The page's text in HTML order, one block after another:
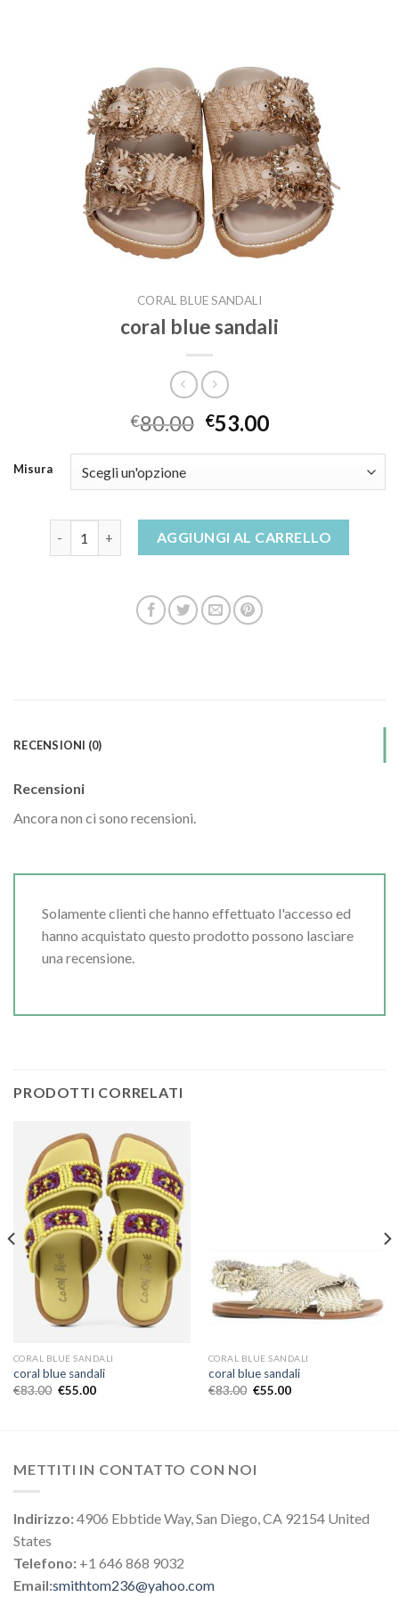
CORAL BLUE SANDALI
coral blue sandali
€80.00 €53.00
Misura
coral blue sandali quantitàAGGIUNGI AL CARRELLO
RECENSIONI (0)
Recensioni
Ancora non ci sono recensioni.
Solamente clienti che hanno effettuato l'accesso ed
hanno acquistato questo prodotto possono lasciare
una recensione.
PRODOTTI CORRELATI
CORAL BLUE SANDALI
coral blue sandali
€83.00 €55.00
CORAL BLUE SANDALI
coral blue sandali
€83.00 €55.00
METTITI IN CONTATTO CON NOI
Indirizzo:4906 Ebbtide Way, San Diego, CA 92154 United
States
Telefono: +1 646 868 9032
Email:smithtom236@yahoo.com